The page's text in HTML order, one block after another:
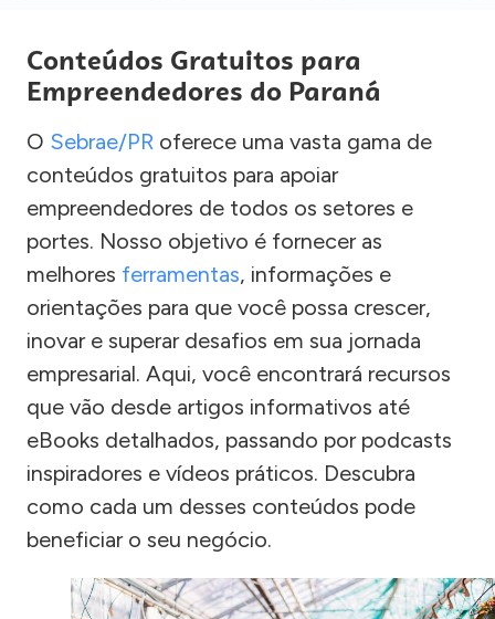
Conteúdos Gratuitos para
Empreendedores do Paraná
O Sebrae/PR oferece uma vasta gama de
conteúdos gratuitos para apoiar
empreendedores de todos os setores e
portes. Nosso objetivo é fornecer as
melhores ferramentas, informações e
orientações para que você possa crescer,
inovar e superar desafios em sua jornada
empresarial. Aqui, você encontrará recursos
que vão desde artigos informativos até
eBooks detalhados, passando por podcasts
inspiradores e vídeos práticos. Descubra
como cada um desses conteúdos pode
beneficiar o seu negócio.